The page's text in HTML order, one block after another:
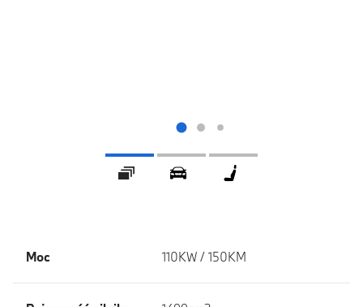
Galeria 360 ° Wygląd zewnętrzny
Moc 110KW / 150KM